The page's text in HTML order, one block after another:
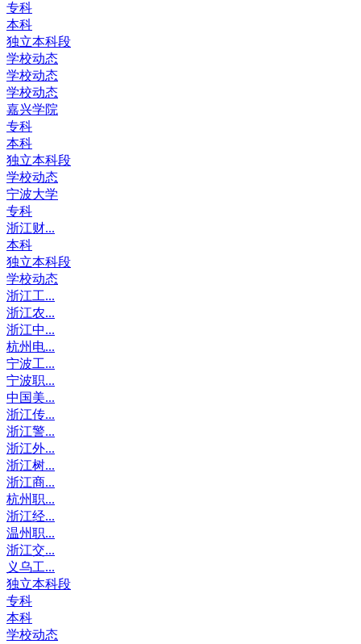
专科
本科
独立本科段
学校动态
学校动态
学校动态
嘉兴学院
专科
本科
独立本科段
学校动态
宁波大学
专科
浙江财...
本科
独立本科段
学校动态
浙江工...
浙江农...
浙江中...
杭州电...
宁波工...
宁波职...
中国美...
浙江传...
浙江警...
浙江外...
浙江树...
浙江商...
杭州职...
浙江经...
温州职...
浙江交...
义乌工...
独立本科段
专科
本科
学校动态